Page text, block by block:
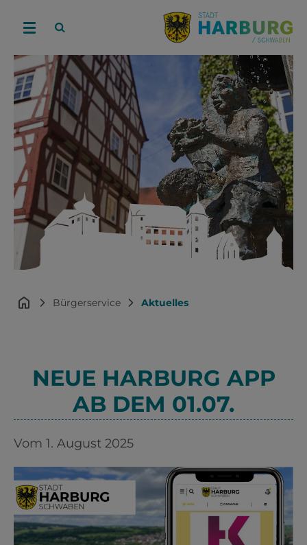
Aktuelles
Bürgerservice
NEUE HARBURG APP
AB DEM 01.07.
Vom 1. August 2025